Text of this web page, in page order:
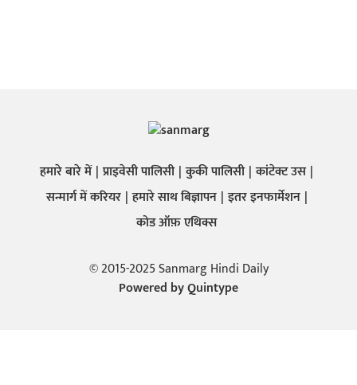
हमारे बारे में प्राइवेसी पालिसी कुकी पालिसी कांटेक्ट उस
सन्मार्ग में करियर हमारे साथ बिज्ञापन इतर इनफार्मेशन
कोड ऑफ़ एथिक्स
© 2015-2025 Sanmarg Hindi Daily
Powered byQuintype